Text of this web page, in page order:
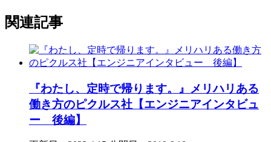
関連記事
『わたし、定時で帰ります。』メリハリある
働き方のピクルス社【エンジニアインタビュ
ー 後編】